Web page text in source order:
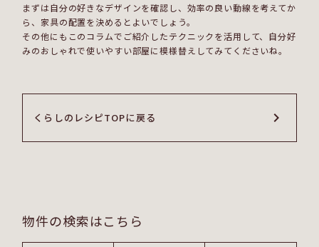
まずは自分の好きなデザインを確認し、効率の良い動線を考えてか
ら、家具の配置を決めるとよいでしょう。
その他にもこのコラムでご紹介したテクニックを活用して、自分好
みのおしゃれで使いやすい部屋に模様替えしてみてくださいね。
くらしのレシピTOPに戻る
物件の検索はこちら